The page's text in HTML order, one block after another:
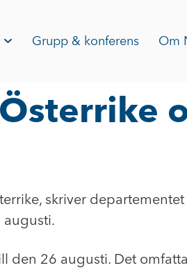
Grupp & konferens Om
skriver
augusti.
den 26 augusti. Det